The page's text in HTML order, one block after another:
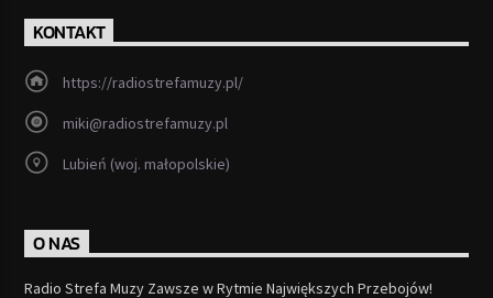
KONTAKT
https://radiostrefamuzy.pl/
miki@radiostrefamuzy.pl
Lubień (woj. małopolskie)
O NAS
Radio Strefa Muzy Zawsze w Rytmie Największych Przebojów!